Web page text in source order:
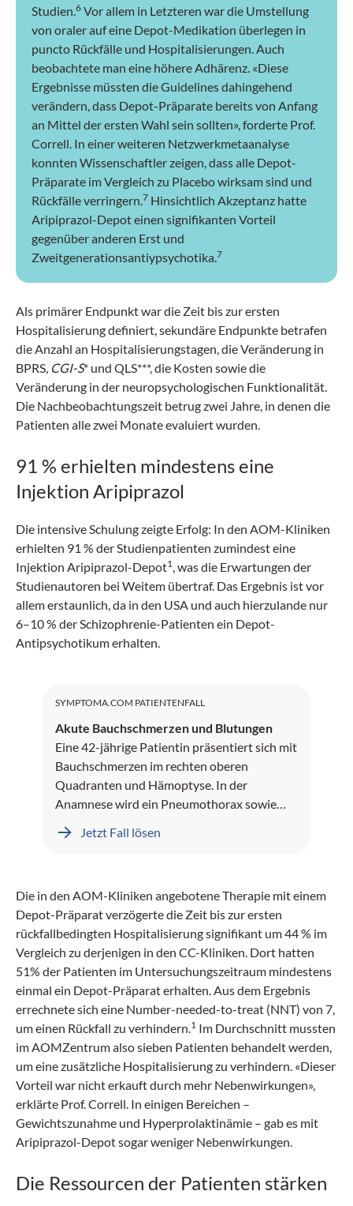
Studien. 6 Vor allem in Letzteren war die Umstellung
von oraler auf eine Depot-Medikation überlegen in
puncto Rückfälle und Hospitalisierungen. Auch
beobachtete man eine höhere Adhärenz. «Diese
Ergebnisse müssten die Guidelines dahingehend
verändern, dass Depot-Präparate bereits von Anfang
an Mittel der ersten Wahl sein sollten», forderte Prof.
Correll. In einer weiteren Netzwerkmetaanalyse
konnten Wissenschaftler zeigen, dass alle Depot-
Präparate im Vergleich zu Placebo wirksam sind und
Rückfälle verringern. 7 Hinsichtlich Akzeptanz hatte
Aripiprazol-Depot einen signifikanten Vorteil
gegenüber anderen Erst und
Zweitgenerationsantiypsychotika. 7
Als primärer Endpunkt war die Zeit bis zur ersten
Hospitalisierung definiert, sekundäre Endpunkte betrafen
die Anzahl an Hospitalisierungstagen, die Veränderung in
BPRS , CGI-S* und QLS***, die Kosten sowie die
Veränderung in der neuropsychologischen Funktionalität.
Die Nachbeobachtungszeit betrug zwei Jahre, in denen die
Patienten alle zwei Monate evaluiert wurden.
91 % erhielten mindestens eine
Injektion Aripiprazol
Die intensive Schulung zeigte Erfolg: In den AOM-Kliniken
erhielten 91 % der Studienpatienten zumindest eine
Injektion Aripiprazol-Depot1 , was die Erwartungen der
Studienautoren bei Weitem übertraf. Das Ergebnis ist vor
allem erstaunlich, da in den USA und auch hierzulande nur
6–10 % der Schizophrenie-Patienten ein Depot-
Antipsychotikum erhalten.
SYMPTOMA.COM PATIENTENFALL
Akute Bauchschmerzen und Blutungen
Eine 42-jährige Patientin präsentiert sich mit
Bauchschmerzen im rechten oberen
Quadranten und Hämoptyse. In der
Anamnese wird ein Pneumothorax sowie
Jetzt Fall lösen
Die in den AOM-Kliniken angebotene Therapie mit einem
Depot-Präparat verzögerte die Zeit bis zur ersten
rückfallbedingten Hospitalisierung signifikant um 44 % im
Vergleich zu derjenigen in den CC-Kliniken. Dort hatten
51% der Patienten im Untersuchungszeitraum mindestens
einmal ein Depot-Präparat erhalten. Aus dem Ergebnis
errechnete sich eine Number-needed-to-treat (NNT) von 7,
um einen Rückfall zu verhindern. 1 Im Durchschnitt mussten
im AOMZentrum also sieben Patienten behandelt werden,
um eine zusätzliche Hospitalisierung zu verhindern. «Dieser
Vorteil war nicht erkauft durch mehr Nebenwirkungen»,
erklärte Prof. Correll. In einigen Bereichen –
Gewichtszunahme und Hyperprolaktinämie – gab es mit
Aripiprazol-Depot sogar weniger Nebenwirkungen.
Die Ressourcen der Patienten stärken